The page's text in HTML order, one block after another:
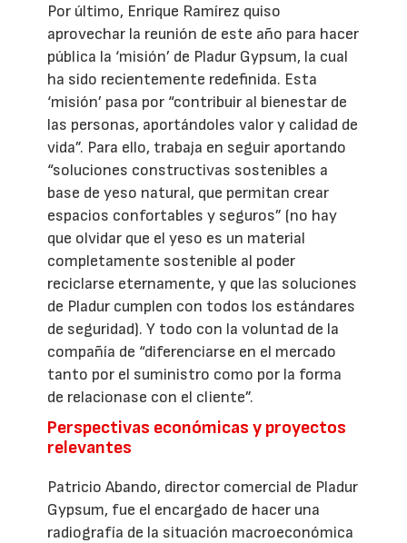
Por último, Enrique Ramírez quiso
aprovechar la reunión de este año para hacer
pública la ‘misión’ de Pladur Gypsum, la cual
ha sido recientemente redefinida. Esta
‘misión’ pasa por “contribuir al bienestar de
las personas, aportándoles valor y calidad de
vida”. Para ello, trabaja en seguir aportando
“soluciones constructivas sostenibles a
base de yeso natural, que permitan crear
espacios confortables y seguros” (no hay
que olvidar que el yeso es un material
completamente sostenible al poder
reciclarse eternamente, y que las soluciones
de Pladur cumplen con todos los estándares
de seguridad). Y todo con la voluntad de la
compañía de “diferenciarse en el mercado
tanto por el suministro como por la forma
de relacionase con el cliente”.
Perspectivas económicas y proyectos
relevantes
Patricio Abando, director comercial de Pladur
Gypsum, fue el encargado de hacer una
radiografía de la situación macroeconómica